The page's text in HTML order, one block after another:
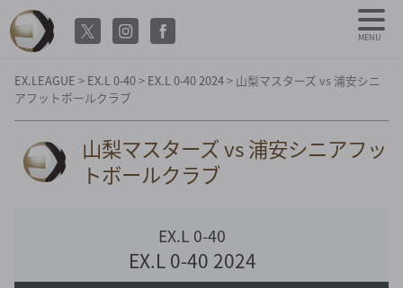
EX.LEAGUE > EX.L 0-40> EX.L 0-40 2024> 山梨マスターズ vs 浦安シニ
アフットボールクラブ
山梨マスターズ vs 浦安シニアフッ
トボールクラブ
EX.L 0-40
EX.L 0-40 2024
MENU